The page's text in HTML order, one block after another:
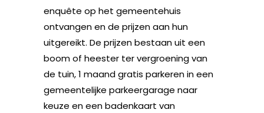
enquête op het gemeentehuis
ontvangen en de prijzen aan hun
uitgereikt. De prijzen bestaan uit een
boom of heester ter vergroening van
de tuin, 1 maand gratis parkeren in een
gemeentelijke parkeergarage naar
keuze en een badenkaart van